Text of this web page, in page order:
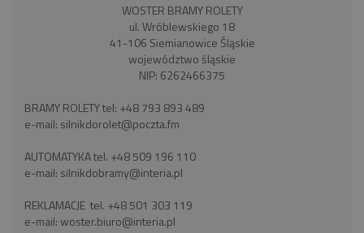
WOSTER BRAMY ROLETY
ul. Wróblewskiego 18
41-106 Siemianowice Śląskie
województwo śląskie
NIP: 6262466375
BRAMY ROLETY tel: +48 793 893 489
e-mail: silnikdorolet@poczta.fm
AUTOMATYKA tel. +48 509 196 110
e-mail: silnikdobramy@interia.pl
REKLAMACJE tel. +48 501 303 119
e-mail:woster.biuro@interia.pl